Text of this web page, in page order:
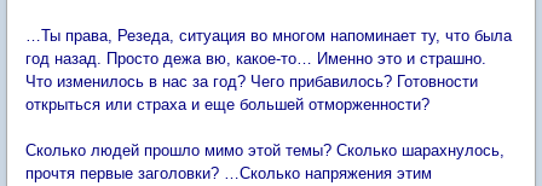
…Ты права, Резеда, ситуация во многом напоминает ту, что была
год назад. Просто дежа вю, какое-то… Именно это и страшно.
Что изменилось в нас за год? Чего прибавилось? Готовности
открыться или страха и еще большей отморженности?
Сколько людей прошло мимо этой темы? Сколько шарахнулось,
прочтя первые заголовки? …Сколько напряжения этим